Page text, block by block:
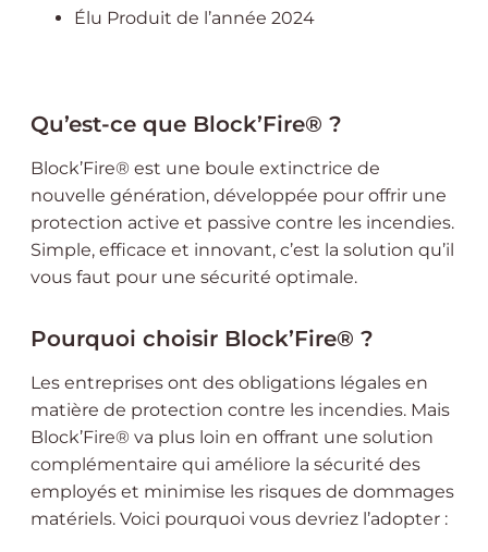
Élu Produit de l’année 2024
Qu’est-ce que Block’Fire® ?
Block’Fire® est une boule extinctrice de
nouvelle génération, développée pour offrir une
protection active et passive contre les incendies.
Simple, efficace et innovant, c’est la solution qu’il
vous faut pour une sécurité optimale.
Pourquoi choisir Block’Fire® ?
Les entreprises ont des obligations légales en
matière de protection contre les incendies. Mais
Block’Fire® va plus loin en offrant une solution
complémentaire qui améliore la sécurité des
employés et minimise les risques de dommages
matériels. Voici pourquoi vous devriez l’adopter :